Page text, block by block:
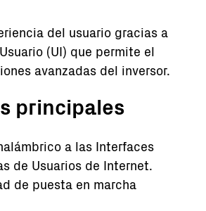
del usuario gracias a
(UI) que permite el
avanzadas del inversor.
principales
a las Interfaces
de Usuarios de Internet.
de puesta en marcha